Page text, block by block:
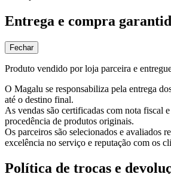
Entrega e compra
Fechar
Produto vendido por loja parceira e
O Magalu se responsabiliza pela entrega
até o destino final.
As vendas são certificadas com nota fiscal
procedência de produtos originais.
Os parceiros são selecionados e avaliados
excelência no serviço e reputação com os
Política de trocas e